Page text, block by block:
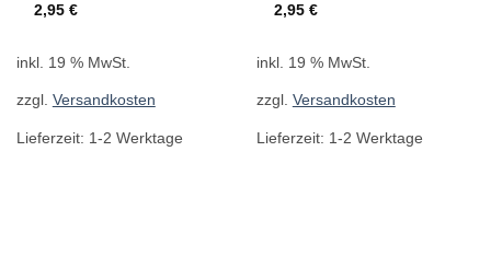
2,95€
inkl. 19 % MwSt.
zzgl. Versandkosten
Lieferzeit: 1-2 Werktage
2,95€
inkl. 19 % MwSt.
zzgl. Versandkosten
Lieferzeit: 1-2 Werktage